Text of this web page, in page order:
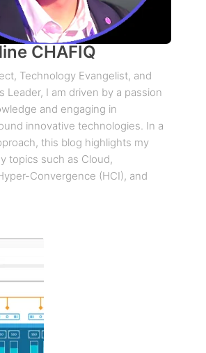
CHAFIQ
Technology Evangelist, and
Leader, I am driven by a passion
and engaging in
innovative technologies. In a
this blog highlights my
topics such as Cloud,
Convergence (HCI), and